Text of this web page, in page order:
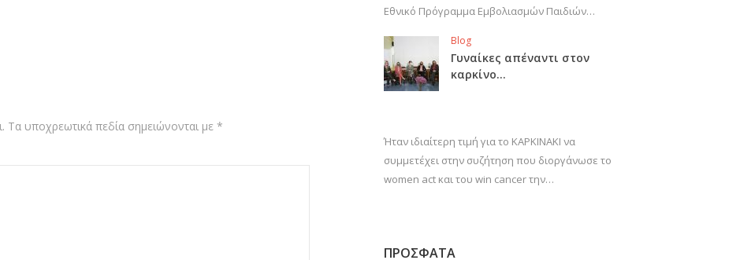
Τα υποχρεωτικά πεδία σημειώνονται με *
Εθνικό Πρόγραμμα Εμβολιασμών Παιδιών…
Blog
Γυναίκες απέναντι στον
καρκίνο…
Ήταν ιδιαίτερη τιμή για το ΚΑΡΚΙΝΑΚΙ να
συμμετέχει στην συζήτηση που διοργάνωσε το
women act και του win cancer την…
ΠΡΟΣΦΑΤΑ